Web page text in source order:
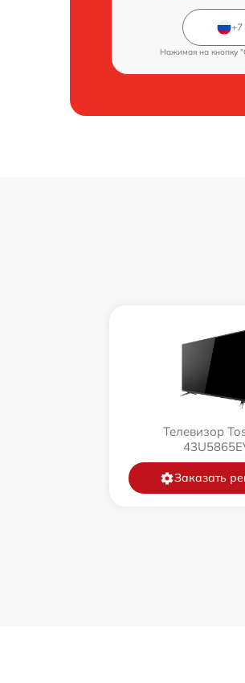
Нажимая на кнопку
Телевизор
Заказать